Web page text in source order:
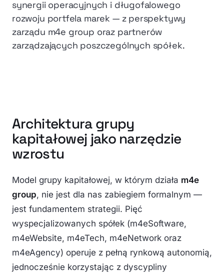
synergii operacyjnych i długofalowego
rozwoju portfela marek — z perspektywy
zarządu m4e group oraz partnerów
zarządzających poszczególnych spółek.
Architektura grupy
kapitałowej jako narzędzie
wzrostu
Model grupy kapitałowej, w którym działa m4e
group, nie jest dla nas zabiegiem formalnym —
jest fundamentem strategii. Pięć
wyspecjalizowanych spółek (m4eSoftware,
m4eWebsite, m4eTech, m4eNetwork oraz
m4eAgency) operuje z pełną rynkową autonomią,
jednocześnie korzystając z dyscypliny